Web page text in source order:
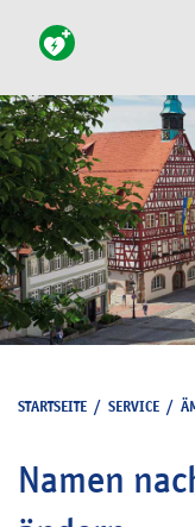
STARTSEITE / SERVICE /
Namen